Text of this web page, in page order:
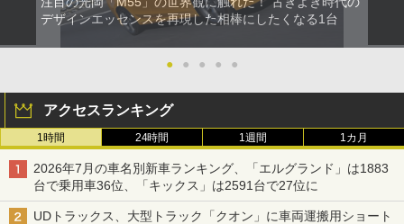
デザインエッセンスを再現した相棒にしたくなる1台
● ● ● ● ●
アクセスランキング
1時間 24時間 1週間 1カ月
2026年7月の車名別新車ランキング、「エルグランド」は1883
台で乗用車36位、「キックス」は2591台で27位に
UDトラックス、大型トラック「クオン」に車両運搬用ショート